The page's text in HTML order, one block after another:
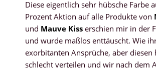
Diese eigentlich sehr hübsche Farbe
Prozent Aktion auf alle Produkte von
und Mauve Kiss erschien mir in der
und wurde maßlos enttäuscht. Wie
exorbitanten Ansprüche, aber diesen
schlecht verteilen und wir nach dem